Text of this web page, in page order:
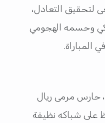
لتحقيق التعادل،
وحسمه الهجومي
المباراة.
حارس مرمى ريال
على شباكه نظيفة